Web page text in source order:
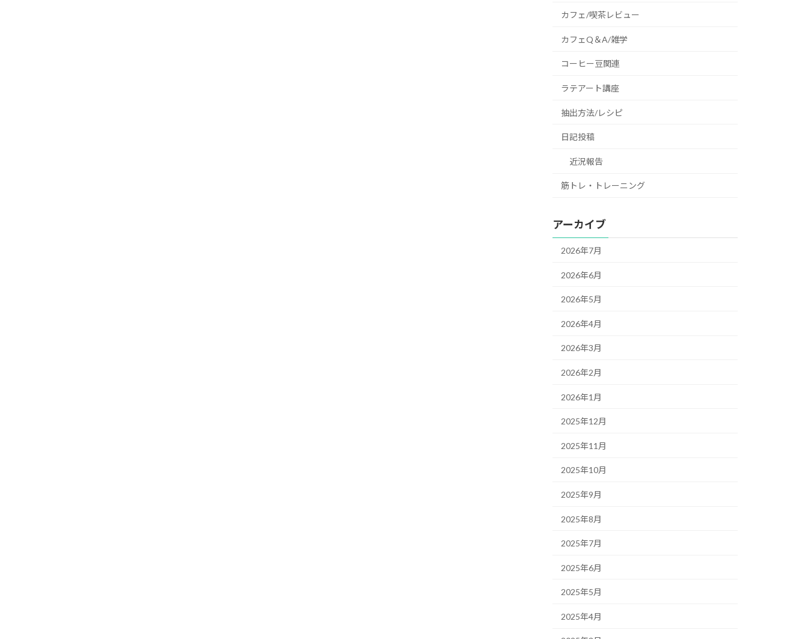
カフェ/喫茶レビュー
カフェQ＆A/雑学
コーヒー豆関連
ラテアート講座
抽出方法/レシピ
日記投稿
近況報告
筋トレ・トレーニング
アーカイブ
2026年7月
2026年6月
2026年5月
2026年4月
2026年3月
2026年2月
2026年1月
2025年12月
2025年11月
2025年10月
2025年9月
2025年8月
2025年7月
2025年6月
2025年5月
2025年4月